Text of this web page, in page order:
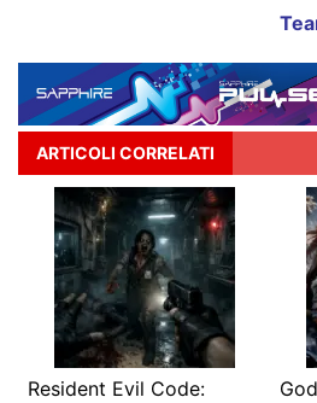
ARTICOLI CORRELATI
Resident Evil Code: